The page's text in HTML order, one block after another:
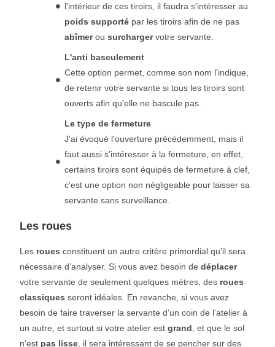
l'intérieur de ces tiroirs, il faudra s'intéresser au
poids supporté par les tiroirs afin de ne pas
abîmerousurchargervotre servante.
L'anti basculement
Cette option permet, comme son nom l'indique,
de retenir votre servante si tous les tiroirs sont
ouverts afin qu'elle ne bascule pas.
Le type de fermeture
J'ai évoqué l'ouverture précédemment, mais il
faut aussi s'intéresser à la fermeture, en effet,
certains tiroirs sont équipés de fermeture à clef,
c'est une option non négligeable pour laisser sa
servante sans surveillance.
Les roues
Les roues constituent un autre critère primordial qu’il sera
nécessaire d’analyser. Si vous avez besoin dedéplacer
votre servante de seulement quelques mètres, des roues
classiques seront idéales. En revanche, si vous avez
besoin de faire traverser la servante d’un coin de l’atelier à
un autre, et surtout si votre atelier estgrand , et que le sol
n’est pas lisse , il sera intéressant de se pencher sur des